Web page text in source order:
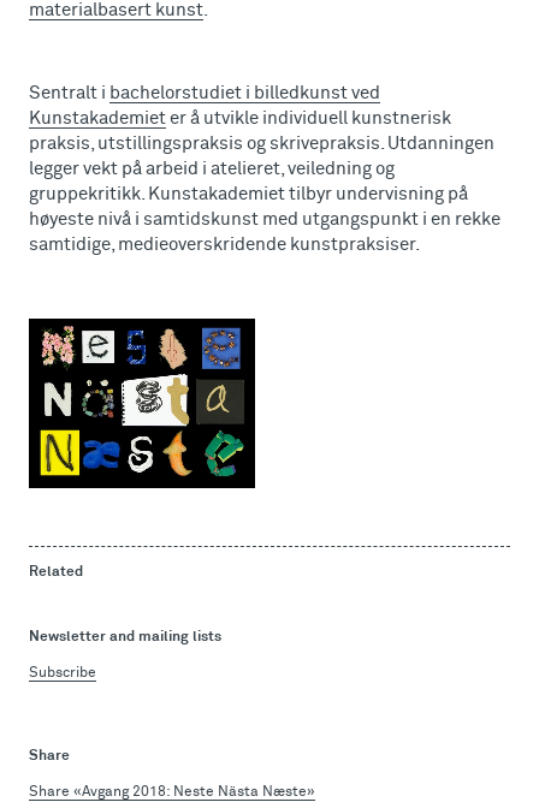
materialbasert kunst.
Sentralt i bachelorstudiet i billedkunst ved
Kunstakademiet er å utvikle individuell kunstnerisk
praksis, utstillingspraksis og skrivepraksis. Utdanningen
legger vekt på arbeid i atelieret, veiledning og
gruppekritikk. Kunstakademiet tilbyr undervisning på
høyeste nivå i samtidskunst med utgangspunkt i en rekke
samtidige, medieoverskridende kunstpraksiser.
Related
Newsletter and mailing lists
Subscribe
Share
Share «Avgang 2018: Neste Nästa Næste»